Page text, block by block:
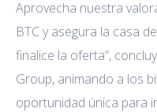
Aprovecha nuestra
BTC y asegura la casa
finalice la oferta”,
Group, animando a los
oportunidad única para